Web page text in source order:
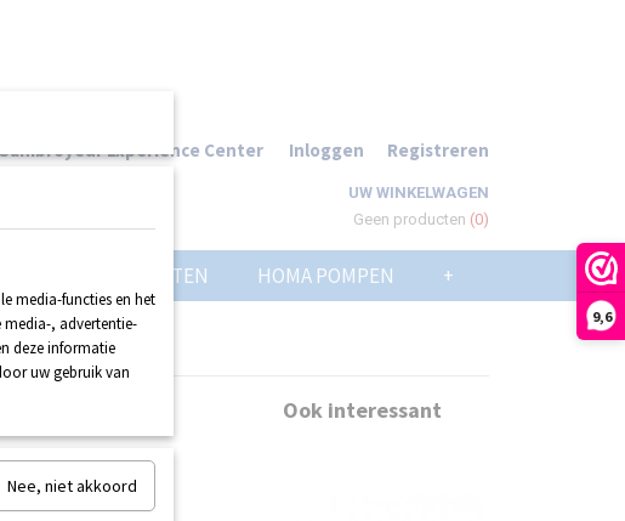
9,6
Sanibroyeur Experience Center Inloggen Registreren
UW WINKELWAGEN
Geen producten (0)
POMPPUTTEN HOMA POMPEN +
Ook interessant
media-functies en het
media-, advertentie-
deze informatie
uw gebruik van
Nee, niet akkoord